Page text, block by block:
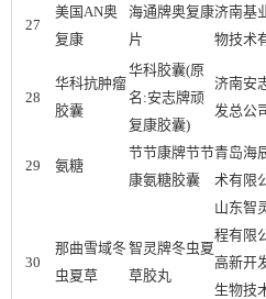
27
美国AN奥
复康
海通牌奥复康
片
济南基
物技术
28
华科抗肿瘤
胶囊
华科胶囊(原
名:安志牌顽
复康胶囊)
济南安
发总公
29 氨糖
节节康牌节节
康氨糖胶囊
青岛海
术有限
30
那曲雪域冬
虫夏草
智灵牌冬虫夏
草胶丸
山东智
程有限
高新开
生物技